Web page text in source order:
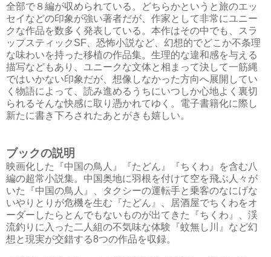
全部で８編が収められている。どちらかというと旅のエッ
セイなどの印象が強い著者だが、作家として非常にユニー
クな作品を数多く発表している。本作はその中でも、スラ
ップスティックSF、恐怖小説など、幻想的でどこか不条理
な味わいを持った移植の作品集。生理的な違和感を与える
描写などもあり、ユニークな文体と相まって決して一筋縄
ではいかない印象だが、想像しなかった方向へ展開してい
く物語によって、読み進めるうちにいつしか心地よく裏切
られるそんな快感に取り憑かれてゆく。電子書籍化に際し
新たに書き下ろされたあとがきも嬉しい。
ブックの説明
映画化した『中国の鳥人』『たどん』『ちくわ』を含む八
編の超常小説集。中国奥地に羽根を付けて空を飛ぶ人々が
いた『中国の鳥人』、タクシーの運転手と乗客のなにげな
いやりとりが危機を生む『たどん』、居酒屋でちくわをオ
ーダーしたらとんでもないものが出てきた『ちくわ』、渓
流釣りに入った二人組の不気味な体験『蚊無し川』など幻
想と現実が交錯する8つの作品を収録。